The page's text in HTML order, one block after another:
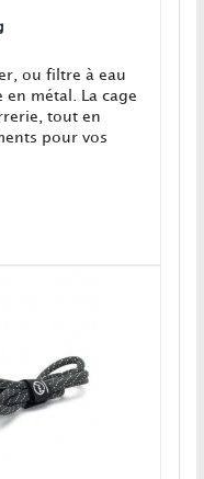
ou filtre à eau
métal. La cage
tout en
pour vos